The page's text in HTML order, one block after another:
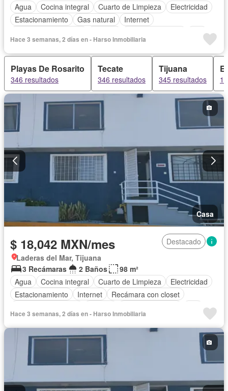
Agua
Cocina integral Cuarto de Limpieza
Electricidad
Estacionamiento
Gas natural
Internet
Zonas verdes
Permite mascotas Permite niños
Hace 3 semanas, 2 días en - Harso Inmobiliaria
Playas De Rosarito
346 resultados
Tecate
346 resultados
Tijuana
345 resultados
Casa
$ 18,042 MXN/mes
Destacado
Laderas del Mar, Tijuana
3 Recámaras
2 Baños
98 m²
Agua
Cocina integral Cuarto de Limpieza
Electricidad
Estacionamiento
Internet
Recámara con closet
Zonas verdes
Permite mascotas Permite niños
Hace 3 semanas, 2 días en - Harso Inmobiliaria